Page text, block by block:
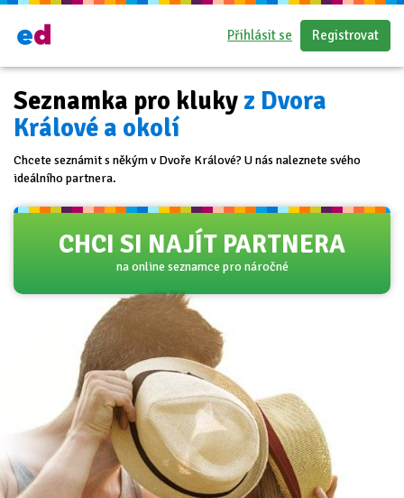
Přihlásit se Registrovat
Seznamka pro kluky z Dvora
Králové a okolí
Chcete seznámit s někým v Dvoře Králové? U nás naleznete svého
ideálního partnera.
CHCI SI NAJÍT PARTNERA
na online seznamce pro náročné